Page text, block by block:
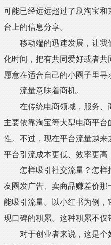
可能已经远远超过了刷淘宝
台上的信息分享。
移动端的迅速发展，让我们
化时间，把有共同爱好或者
愿意在适合自己的小圈子里寻
流量意味着商机。
在传统电商领域，服务、商
主要依靠淘宝等大型电商平
性。不过，现在平台流量越
平台引流成本更低、效率更高
怎样吸引社交流量？怎样把
友圈发广告、卖商品赚差价
能吸引流量。以小红书为例
现口碑的积累。这种积累不仅
对于创业者来说，这是个好